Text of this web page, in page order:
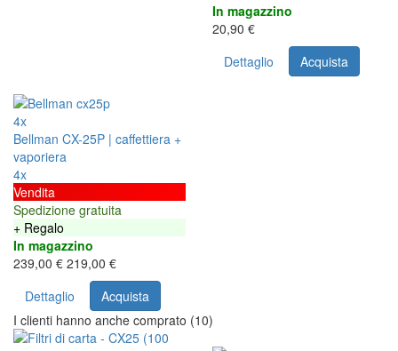
In magazzino
20,90 €
Dettaglio
Acquista
4x
Bellman CX-25P | caffettiera +
vaporiera
4x
Vendita
Spedizione gratuita
+ Regalo
In magazzino
239,00 € 219,00 €
Dettaglio
Acquista
I clienti hanno anche comprato (10)